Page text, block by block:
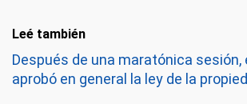
Leé también
Después de una maratónica sesión,
aprobó en general la ley de la